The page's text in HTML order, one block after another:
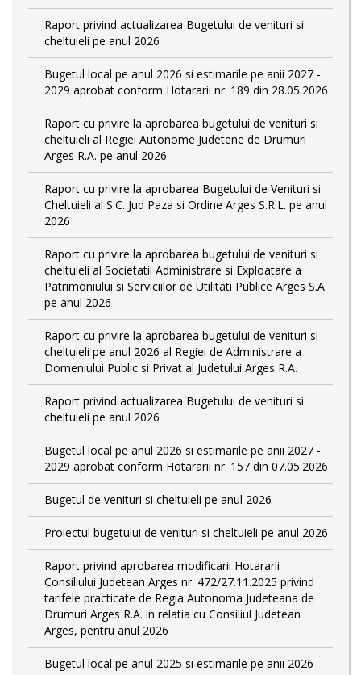
Raport privind actualizarea Bugetului de venituri si
cheltuieli pe anul 2026
Bugetul local pe anul 2026 si estimarile pe anii 2027 -
2029 aprobat conform Hotararii nr. 189 din 28.05.2026
Raport cu privire la aprobarea bugetului de venituri si
cheltuieli al Regiei Autonome Judetene de Drumuri
Arges R.A. pe anul 2026
Raport cu privire la aprobarea Bugetului de Venituri si
Cheltuieli al S.C. Jud Paza si Ordine Arges S.R.L. pe anul
2026
Raport cu privire la aprobarea bugetului de venituri si
cheltuieli al Societatii Administrare si Exploatare a
Patrimoniului si Serviciilor de Utilitati Publice Arges S.A.
pe anul 2026
Raport cu privire la aprobarea bugetului de venituri si
cheltuieli pe anul 2026 al Regiei de Administrare a
Domeniului Public si Privat al Judetului Arges R.A.
Raport privind actualizarea Bugetului de venituri si
cheltuieli pe anul 2026
Bugetul local pe anul 2026 si estimarile pe anii 2027 -
2029 aprobat conform Hotararii nr. 157 din 07.05.2026
Bugetul de venituri si cheltuieli pe anul 2026
Proiectul bugetului de venituri si cheltuieli pe anul 2026
Raport privind aprobarea modificarii Hotararii
Consiliului Judetean Arges nr. 472/27.11.2025 privind
tarifele practicate de Regia Autonoma Judeteana de
Drumuri Arges R.A. in relatia cu Consiliul Judetean
Arges, pentru anul 2026
Bugetul local pe anul 2025 si estimarile pe anii 2026 -